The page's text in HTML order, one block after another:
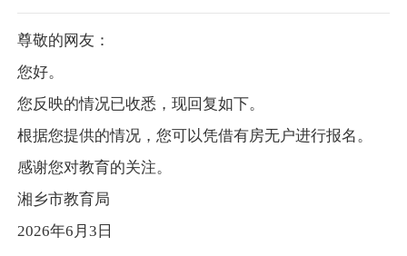
尊敬的网友：
您好。
您反映的情况已收悉，现回复如下。
根据您提供的情况，您可以凭借有房无户进行报名。
感谢您对教育的关注。
湘乡市教育局
2026年6月3日